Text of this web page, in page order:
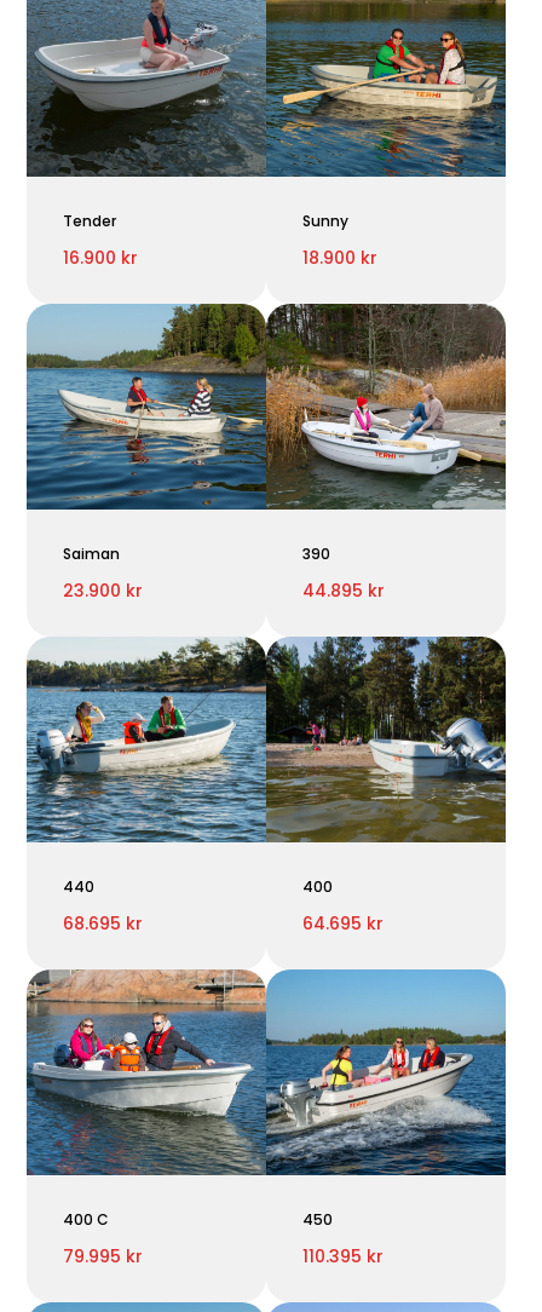
Tender
16.900 kr
Sunny
18.900 kr
Saiman
23.900 kr
390
44.895 kr
440
68.695 kr
400
64.695 kr
400 C
79.995 kr
450
110.395 kr